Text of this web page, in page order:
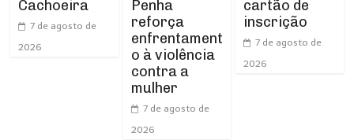
Cachoeira
7 de agosto de
2026
Penha
reforça
enfrentament
o à violência
contra a
mulher
7 de agosto de
2026
cartão de
inscrição
7 de agosto de
2026